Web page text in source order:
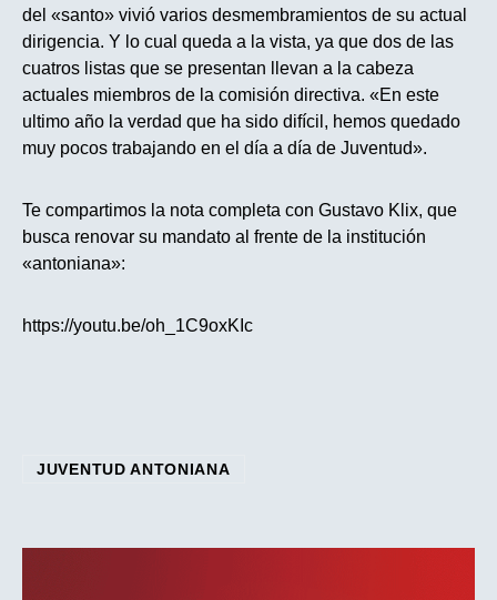
del «santo» vivió varios desmembramientos de su actual
dirigencia. Y lo cual queda a la vista, ya que dos de las
cuatros listas que se presentan llevan a la cabeza
actuales miembros de la comisión directiva. «En este
ultimo año la verdad que ha sido difícil, hemos quedado
muy pocos trabajando en el día a día de Juventud».
Te compartimos la nota completa con Gustavo Klix, que
busca renovar su mandato al frente de la institución
«antoniana»:
https://youtu.be/oh_1C9oxKIc
JUVENTUD ANTONIANA